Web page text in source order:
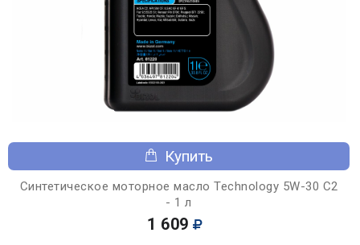
Купить
Синтетическое моторное масло Technology 5W-30 C2
- 1 л
1 609